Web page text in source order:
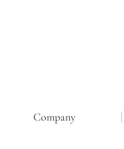
Company